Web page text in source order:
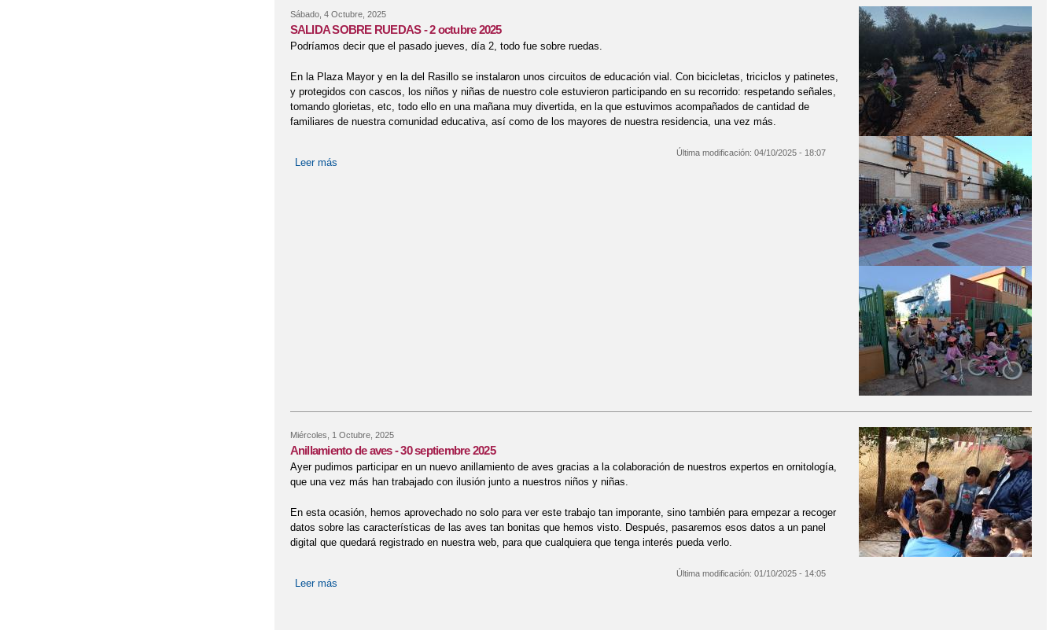
Sábado, 4 Octubre, 2025
SALIDA SOBRE RUEDAS - 2 octubre 2025
Podríamos decir que el pasado jueves, día 2, todo fue sobre ruedas.
En la Plaza Mayor y en la del Rasillo se instalaron unos circuitos de educación vial. Con bicicletas, triciclos y patinetes,
y protegidos con cascos, los niños y niñas de nuestro cole estuvieron participando en su recorrido: respetando señales,
tomando glorietas, etc, todo ello en una mañana muy divertida, en la que estuvimos acompañados de cantidad de
familiares de nuestra comunidad educativa, así como de los mayores de nuestra residencia, una vez más.
Leer más
Última modificación: 04/10/2025 - 18:07
Miércoles, 1 Octubre, 2025
Anillamiento de aves - 30 septiembre 2025
Ayer pudimos participar en un nuevo anillamiento de aves gracias a la colaboración de nuestros expertos en ornitología,
que una vez más han trabajado con ilusión junto a nuestros niños y niñas.
En esta ocasión, hemos aprovechado no solo para ver este trabajo tan imporante, sino también para empezar a recoger
datos sobre las características de las aves tan bonitas que hemos visto. Después, pasaremos esos datos a un panel
digital que quedará registrado en nuestra web, para que cualquiera que tenga interés pueda verlo.
Leer más
Última modificación: 01/10/2025 - 14:05